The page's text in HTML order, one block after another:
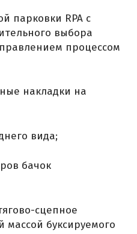
парковки RPA с
выбора
процессом
накладки на
вида;
бачок
сцепное
массой буксируемого